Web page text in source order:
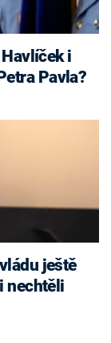
Pavla?
ještě
nechtěli